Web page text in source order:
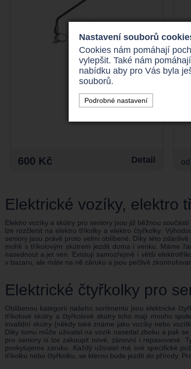
600 Kč Detail od
Elektrické vozíky, elektro
Elektro vozíky a skútry pro seniory jsou již běžnou
lze rozčlenit na elektro tříkolky a elektro čtyřkolky.
seniory jsou právě proto velmi oblíbené. Díky této
mohli s tříkolovým skútrem jezdit doma i venku. Máme
nasednout a jet ven. Existují samozřejmě i větší
v bazaru, ale máte na ně záruku a jsou pečlivě
Elektrické čtyřkolky pro
Oblíbenou kategorií našeho sortimentu jsou elektrické
tříkolové skútry a čtyřkolové skútry toho mají mnoho
invalidní skútry (někdy také známe jako vozíky nebo
Díky tomu může uživatel na vozík nasedat zboku a pak
pro seniory si lze zakoupit nové, zánovní i repasované.
poskytujeme záruku. Každý uživatel má své specifické
tříkolku nebo čtyřkolku, se kterou bude jezdit do přírody.
Nastavení souborů
Cookies nám pomáhají
vylepšit. Také nám
nabídku aby pro Vás byla
souborů.
Podrobné nastavení